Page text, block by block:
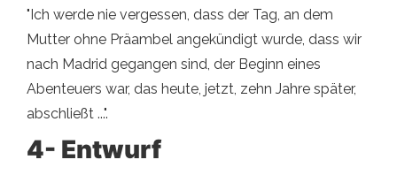
"Ich werde nie vergessen, dass der Tag, an dem
Mutter ohne Präambel angekündigt wurde, dass wir
nach Madrid gegangen sind, der Beginn eines
Abenteuers war, das heute, jetzt, zehn Jahre später,
abschließt ...".
4- Entwurf